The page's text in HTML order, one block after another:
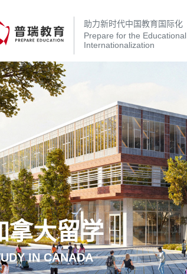
助力新时代中国教育国际化
Prepare for the Educational
Internationalization
拿大留学
IN CANADA